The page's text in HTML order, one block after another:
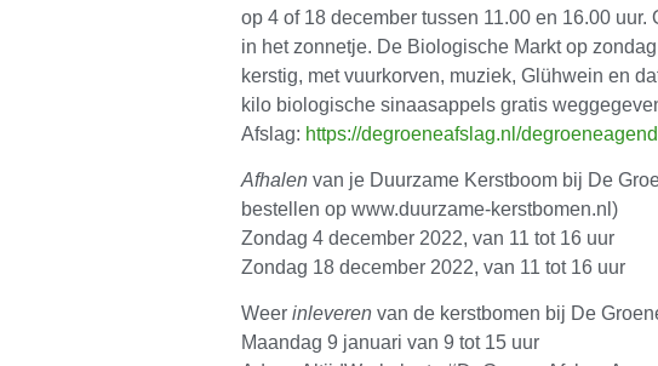
op 4 of 18 december tussen 11.00 en 16.00
in het zonnetje. De Biologische Markt op
kerstig, met vuurkorven, muziek, Glühwein en
kilo biologische sinaasappels gratis
Afslag: https://degroeneafslag.nl/
Afhalenvan je Duurzame Kerstboom bij De
bestellen op www.duurzame-kerstbomen.nl)
Zondag 4 december 2022, van 11 tot 16 uur
Zondag 18 december 2022, van 11 tot 16 uur
Weer inleverenvan de kerstbomen bij De
Maandag 9 januari van 9 tot 15 uur